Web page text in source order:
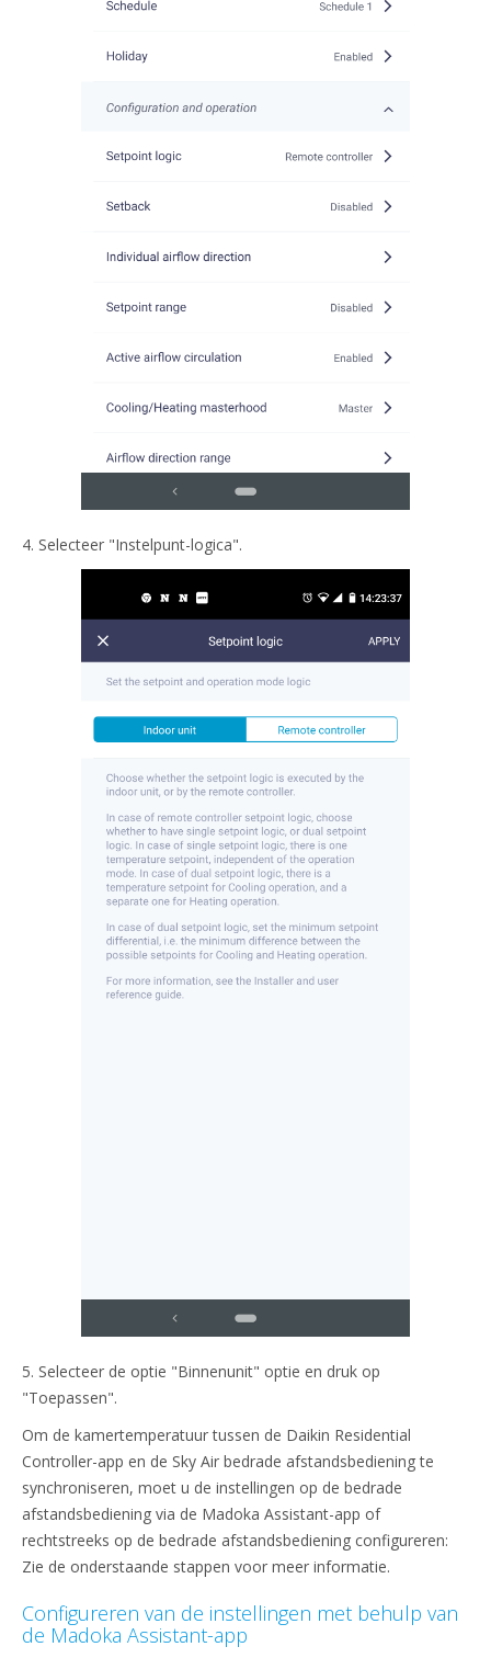
4. Selecteer "Instelpunt-logica".
5. Selecteer de optie "Binnenunit" optie en druk op
"Toepassen".
Om de kamertemperatuur tussen de Daikin Residential
Controller-app en de Sky Air bedrade afstandsbediening te
synchroniseren, moet u de instellingen op de bedrade
afstandsbediening via de Madoka Assistant-app of
rechtstreeks op de bedrade afstandsbediening configureren:
Zie de onderstaande stappen voor meer informatie.
Configureren van de instellingen met behulp van
de Madoka Assistant-app